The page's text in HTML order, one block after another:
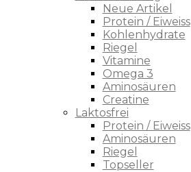
Neue Artikel
Protein / Eiweiss
Kohlenhydrate
Riegel
Vitamine
Omega 3
Aminosäuren
Creatine
Laktosfrei
Protein / Eiweiss
Aminosäuren
Riegel
Topseller